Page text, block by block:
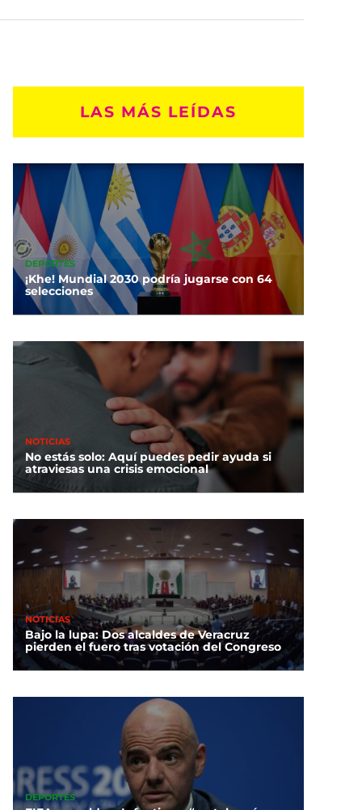
LAS MÁS LEÍDAS
DEPORTES
¡Khe! Mundial 2030 podría jugarse con 64
selecciones
NOTICIAS
No estás solo: Aquí puedes pedir ayuda si
atraviesas una crisis emocional
NOTICIAS
Bajo la lupa: Dos alcaldes de Veracruz
pierden el fuero tras votación del Congreso
DEPORTES